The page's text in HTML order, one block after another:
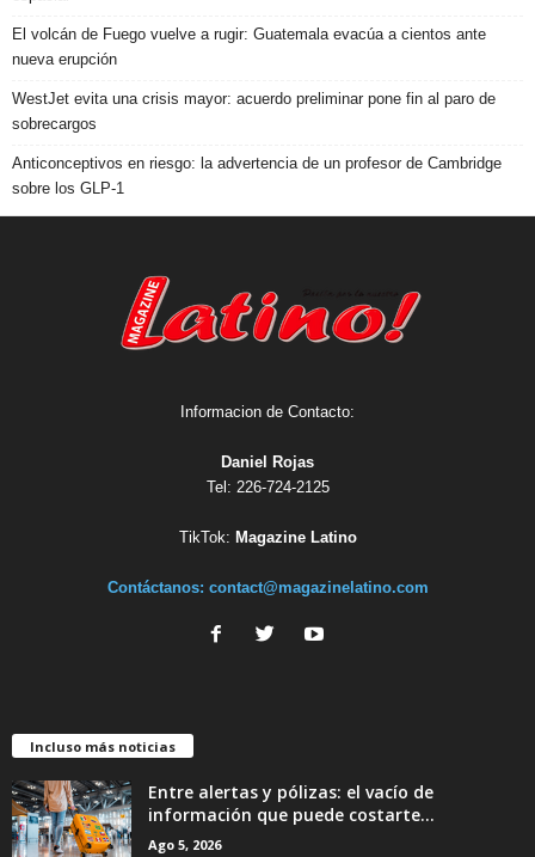
El volcán de Fuego vuelve a rugir: Guatemala evacúa a cientos ante
nueva erupción
WestJet evita una crisis mayor: acuerdo preliminar pone fin al paro de
sobrecargos
Anticonceptivos en riesgo: la advertencia de un profesor de Cambridge
sobre los GLP-1
Informacion de Contacto:
Daniel Rojas
Tel: 226-724-2125
TikTok: Magazine Latino
Contáctanos: contact@magazinelatino.com
Incluso más noticias
Entre alertas y pólizas: el vacío de
información que puede costarte...
Ago 5, 2026